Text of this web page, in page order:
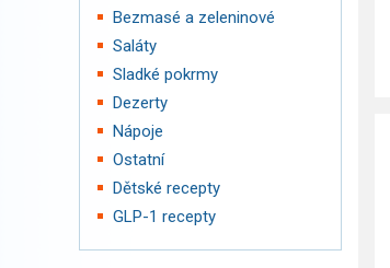
Bezmasé a zeleninové
Saláty
Sladké pokrmy
Dezerty
Nápoje
Ostatní
Dětské recepty
GLP-1 recepty